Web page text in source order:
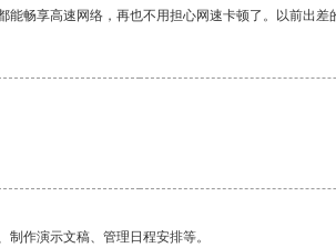
畅享高速网络，再也不用担心网速卡顿了。以前出
作演示文稿、管理日程安排等。